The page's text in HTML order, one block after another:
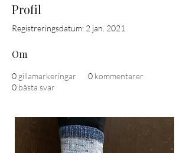
Profil
Registreringsdatum: 2 jan. 2021
Om
0 gillamarkeringar 0 kommentarer
0 bästa svar